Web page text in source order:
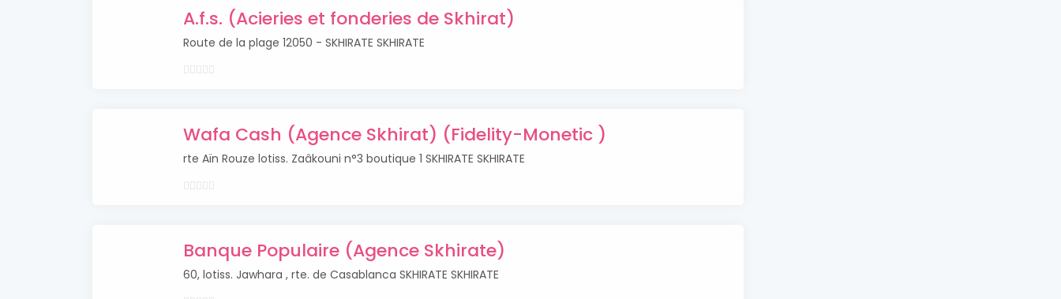
A.f.s. (Acieries et fonderies de Skhirat)
Route de la plage 12050 - SKHIRATE SKHIRATE
Wafa Cash (Agence Skhirat) (Fidelity-Monetic )
rte Aïn Rouze lotiss. Zaâkouni n°3 boutique 1 SKHIRATE SKHIRATE
Banque Populaire (Agence Skhirate)
60, lotiss. Jawhara , rte. de Casablanca SKHIRATE SKHIRATE